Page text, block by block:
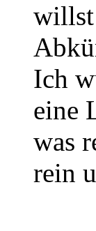
willst
Ich
eine
was
rein